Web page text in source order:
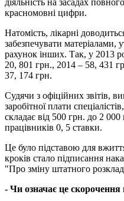
красномовні цифри.
Натомість, лікарні
забезпечувати матеріалами,
рахунок інших. Так, у 2013
20, 801 грн., 2014 – 58, 431
37, 174 грн.
Судячи з офіційних звітів,
заробітної плати
складає від 500 грн. до 2
працівників 0, 5 ставки.
Це було підставою для
кроків стало підписання
"Про зміну штатного
- Чи означає це скорочення